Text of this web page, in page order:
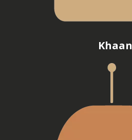
Khaan